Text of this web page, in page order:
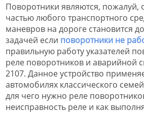
Поворотники являются, пожалуй,
частью любого транспортного
маневров на дороге становится
задачей если поворотники не
правильную работу указателей
реле поворотников и аварийной
2107. Данное устройство
автомобилях классического
для чего нужно реле
неисправность реле и как